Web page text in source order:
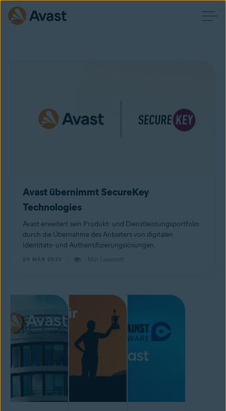
Avast übernimmt SecureKey
Technologies
Avast erweitert sein Produkt- und Dienstleistungsportfolio
durch die Übernahme des Anbieters von digitalen
Identitäts- und Authentifizierungslösungen.
29 MÄR 2022 Min. Lesestoff